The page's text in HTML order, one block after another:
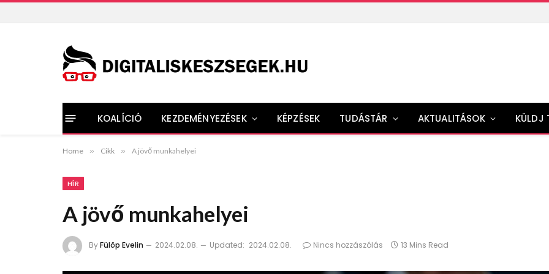
KOALÍCIÓ KEZDEMÉNYEZÉSEK KÉPZÉSEK TUDÁSTÁR AKTUALITÁSOK KÜLDJ
Home » Cikk » A jövő munkahelyei
HÍR
A jövő munkahelyei
ByFülöp Evelin 2024.02.08. Updated: 2024.02.08. Nincs hozzászólás 13 Mins Read